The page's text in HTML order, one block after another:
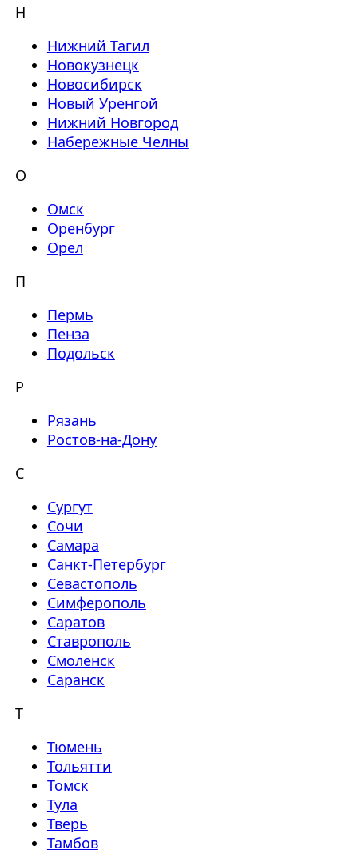
Н
Нижний Тагил
Новокузнецк
Новосибирск
Новый Уренгой
Нижний Новгород
Набережные Челны
О
Омск
Оренбург
Орел
П
Пермь
Пенза
Подольск
Р
Рязань
Ростов-на-Дону
С
Сургут
Сочи
Самара
Санкт-Петербург
Севастополь
Симферополь
Саратов
Ставрополь
Смоленск
Саранск
Т
Тюмень
Тольятти
Томск
Тула
Тверь
Тамбов